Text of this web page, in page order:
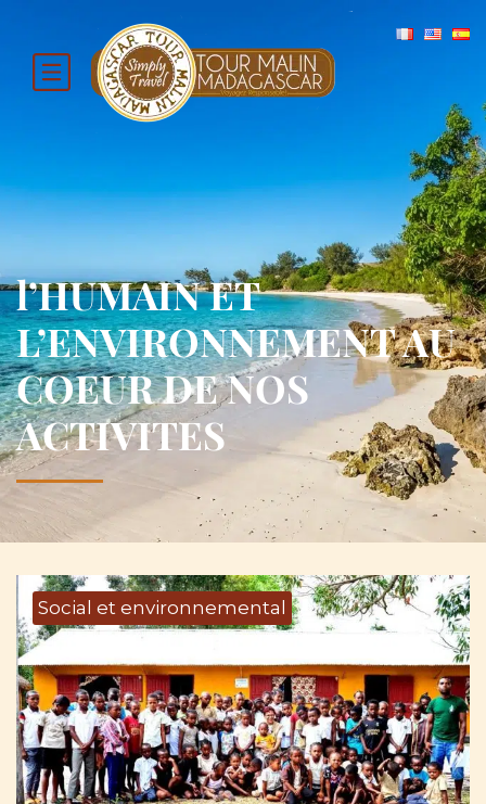
l’HUMAIN ET
L’ENVIRONNEMENT AU
COEUR DE NOS
ACTIVITES
Social et environnemental